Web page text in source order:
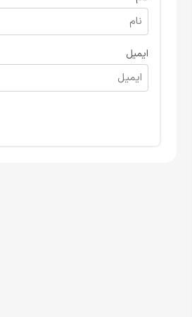
ایمیل